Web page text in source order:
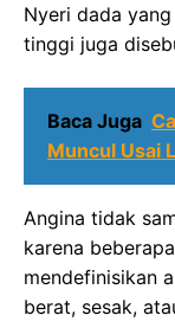
Nyeri dada
tinggi juga
Baca Juga
Muncul Usai
Angina tidak
karena
mendefinisikan
berat, sesak,